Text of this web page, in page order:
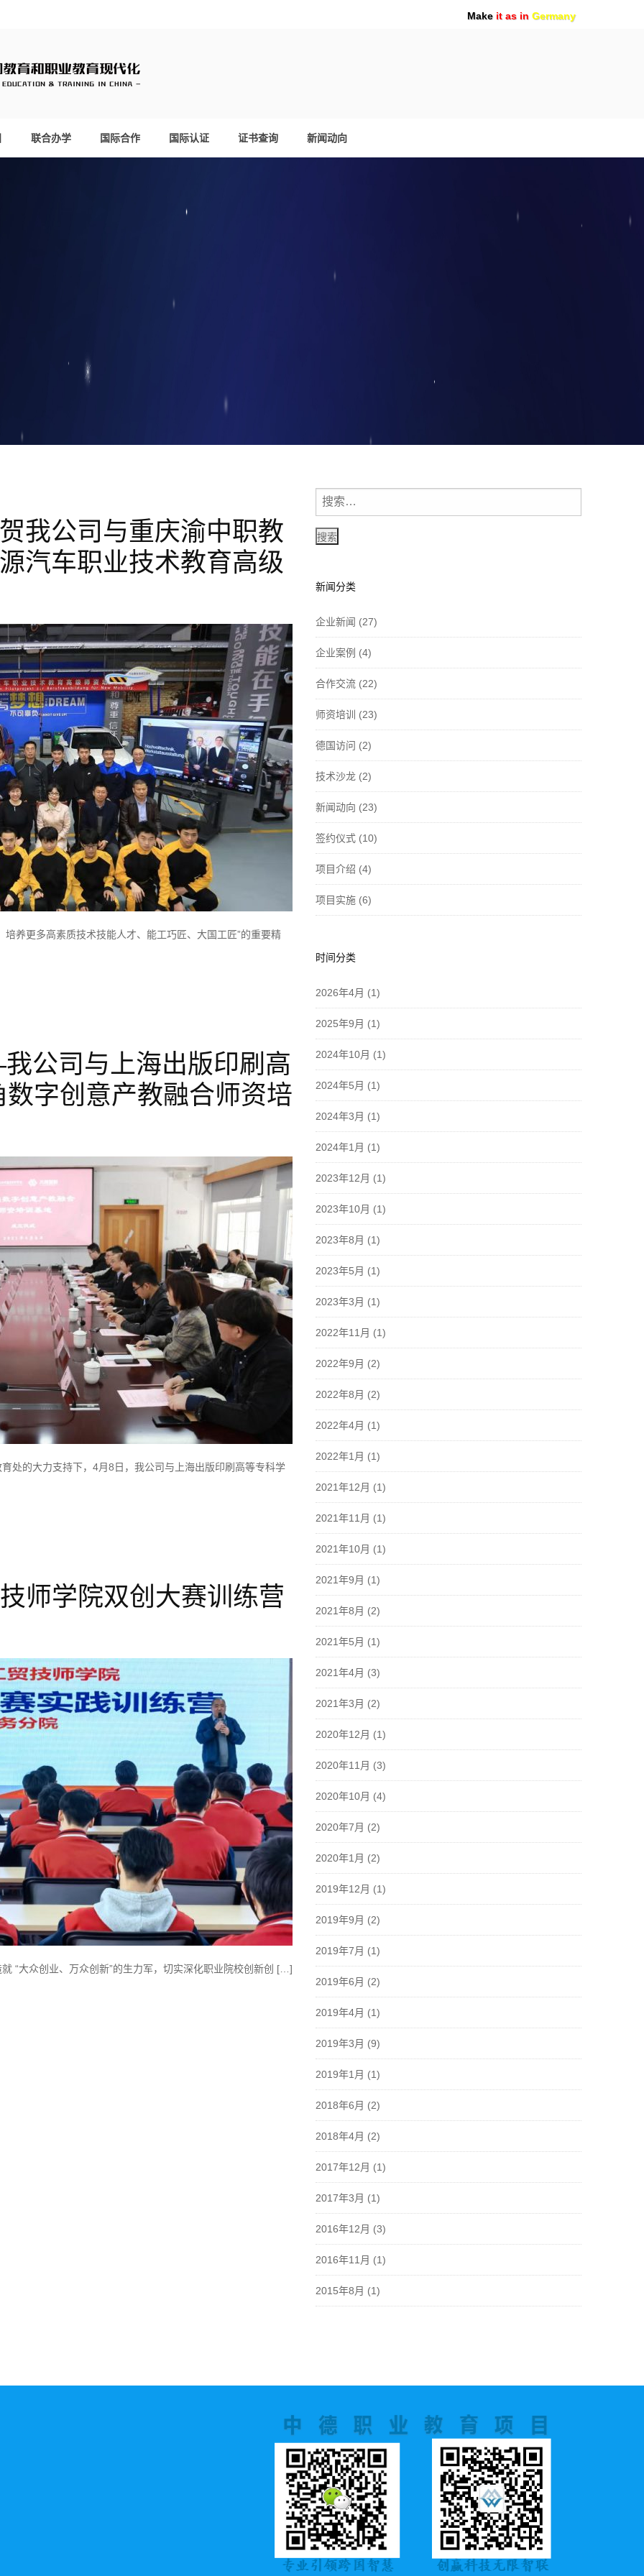
Make it as in Germany
联合办学 国际合作 国际认证 证书查询 新闻动向
我公司与重庆渝中职教
汽车职业技术教育高级
养更多高素质技术技能人才、能工巧匠、大国工匠”的重要精
公司与上海出版印刷高
字创意产教融合师资培
处的大力支持下，4月8日，我公司与上海出版印刷高等专科学
师学院双创大赛训练营
“大众创业、万众创新”的生力军，切实深化职业院校创新创 […]
新闻分类
企业新闻 (27)
企业案例 (4)
合作交流 (22)
师资培训 (23)
德国访问 (2)
技术沙龙 (2)
新闻动向 (23)
签约仪式 (10)
项目介绍 (4)
项目实施 (6)
时间分类
2026年4月 (1)
2025年9月 (1)
2024年10月 (1)
2024年5月 (1)
2024年3月 (1)
2024年1月 (1)
2023年12月 (1)
2023年10月 (1)
2023年8月 (1)
2023年5月 (1)
2023年3月 (1)
2022年11月 (1)
2022年9月 (2)
2022年8月 (2)
2022年4月 (1)
2022年1月 (1)
2021年12月 (1)
2021年11月 (1)
2021年10月 (1)
2021年9月 (1)
2021年8月 (2)
2021年5月 (1)
2021年4月 (3)
2021年3月 (2)
2020年12月 (1)
2020年11月 (3)
2020年10月 (4)
2020年7月 (2)
2020年1月 (2)
2019年12月 (1)
2019年9月 (2)
2019年7月 (1)
2019年6月 (2)
2019年4月 (1)
2019年3月 (9)
2019年1月 (1)
2018年6月 (2)
2018年4月 (2)
2017年12月 (1)
2017年3月 (1)
2016年12月 (3)
2016年11月 (1)
2015年8月 (1)